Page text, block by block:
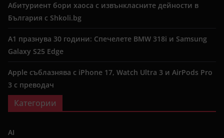
Абитуриент бори хаоса с извънкласните дейности в
България с Shkoli.bg
A1 празнува 30 години: Спечелете BMW 318i и Samsung
Galaxy S25 Edge
Apple съблазнява с iPhone 17, Watch Ultra 3 и AirPods Pro
3 с преводач
Категории
AI